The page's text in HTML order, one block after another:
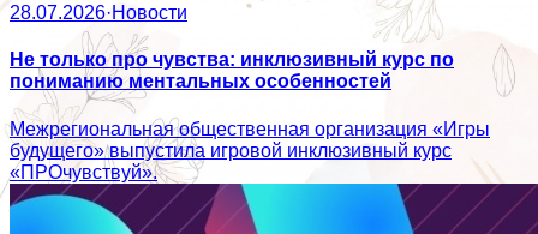
28.07.2026·Новости
Не только про чувства: инклюзивный курс по
пониманию ментальных особенностей
Межрегиональная общественная организация «Игры
будущего» выпустила игровой инклюзивный курс
«ПРОчувствуй».